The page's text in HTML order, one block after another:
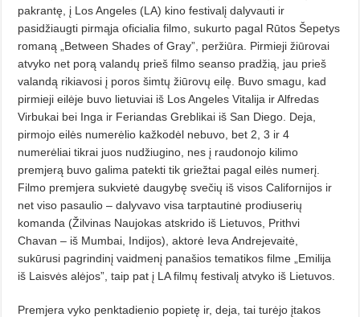
pakrantę, į Los Angeles (LA) kino festivalį dalyvauti ir
pasidžiaugti pirmąja oficialia filmo, sukurto pagal Rūtos Šepetys
romaną „Between Shades of Gray”, peržiūra. Pirmieji žiūrovai
atvyko net porą valandų prieš filmo seanso pradžią, jau prieš
valandą rikiavosi į poros šimtų žiūrovų eilę. Buvo smagu, kad
pirmieji eilėje buvo lietuviai iš Los Angeles Vitalija ir Alfredas
Virbukai bei Inga ir Feriandas Greblikai iš San Diego. Deja,
pirmojo eilės numerėlio kažkodėl nebuvo, bet 2, 3 ir 4
numerėliai tikrai juos nudžiugino, nes į raudonojo kilimo
premjerą buvo galima patekti tik griežtai pagal eilės numerį.
Filmo premjera sukvietė daugybę svečių iš visos Californijos ir
net viso pasaulio – dalyvavo visa tarptautinė prodiuserių
komanda (Žilvinas Naujokas atskrido iš Lietuvos, Prithvi
Chavan – iš Mumbai, Indijos), aktorė Ieva Andrejevaitė,
sukūrusi pagrindinį vaidmenį panašios tematikos filme „Emilija
iš Laisvės alėjos”, taip pat į LA filmų festivalį atvyko iš Lietuvos.
Premjera vyko penktadienio popietę ir, deja, tai turėjo įtakos